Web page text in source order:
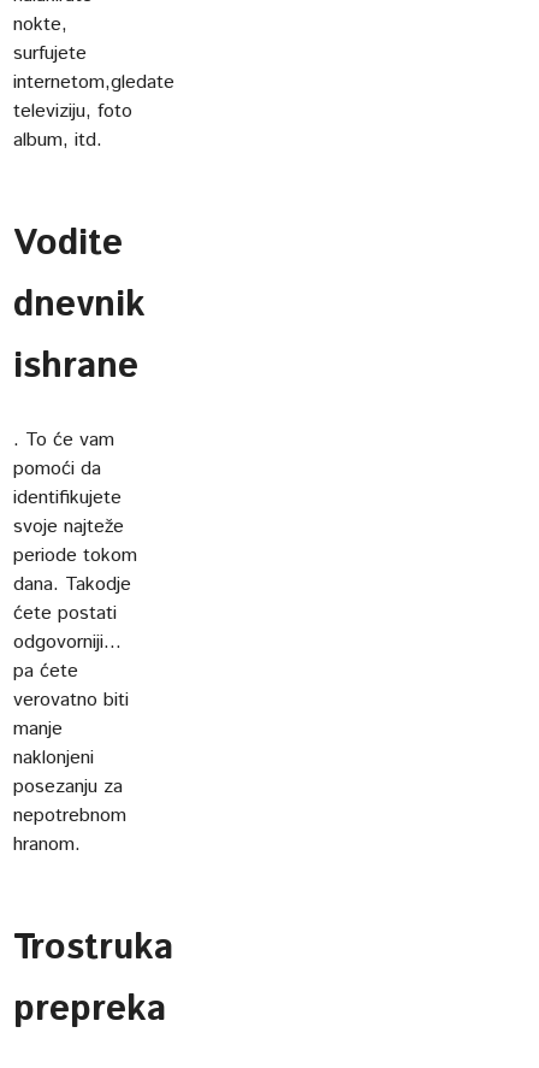
nokte,
surfujete
internetom,gledate
televiziju, foto
album, itd.
Vodite
dnevnik
ishrane
. To će vam
pomoći da
identifikujete
svoje najteže
periode tokom
dana. Takodje
ćete postati
odgovorniji...
pa ćete
verovatno biti
manje
naklonjeni
posezanju za
nepotrebnom
hranom.
Trostruka
prepreka